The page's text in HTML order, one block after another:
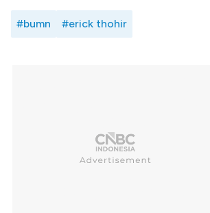
#bumn #erick thohir